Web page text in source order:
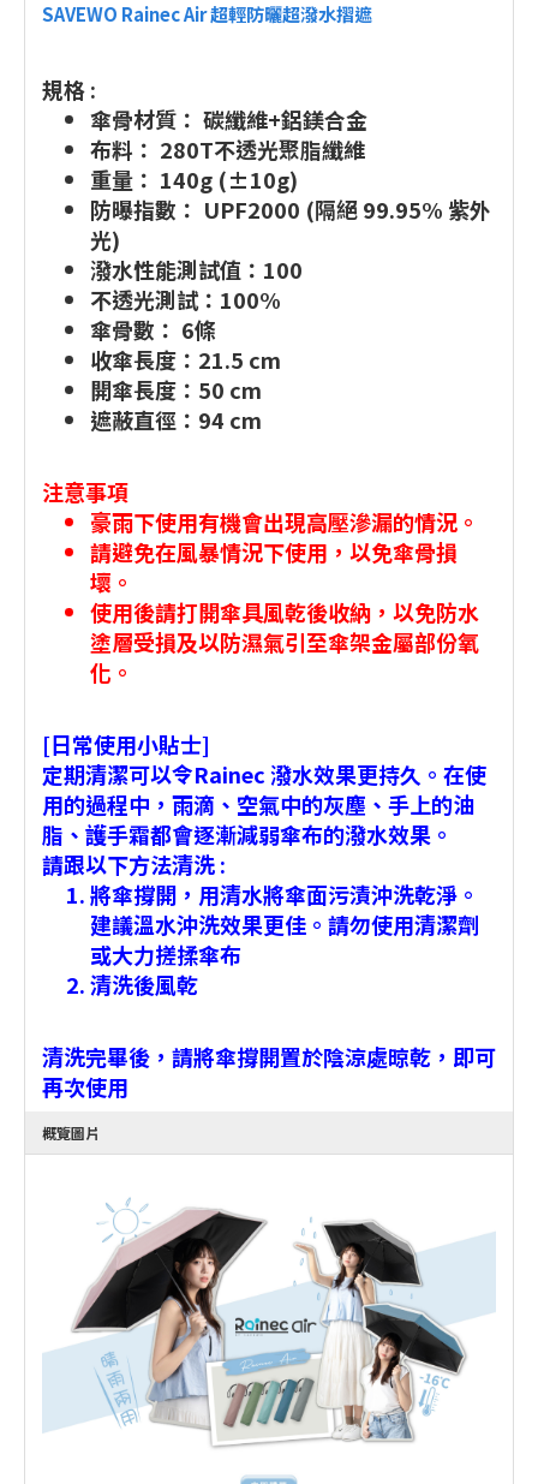
SAVEWO Rainec Air 超輕防曬超潑水摺遮
規格 :
傘骨材質： 碳纖維+鋁鎂合金
布料： 280T不透光聚脂纖維
重量： 140g (±10g)
防曝指數： UPF2000 (隔絕 99.95% 紫外
光)
潑水性能測試值：100
不透光測試：100%
傘骨數： 6條
收傘長度：21.5 cm
開傘長度：50 cm
遮蔽直徑：94 cm
注意事項
豪雨下使用有機會出現高壓滲漏的情況。
請避免在風暴情況下使用，以免傘骨損
壞。
使用後請打開傘具風乾後收納，以免防水
塗層受損及以防濕氣引至傘架金屬部份氧
化。
[日常使用小貼士]
定期清潔可以令Rainec 潑水效果更持久。在使
用的過程中，雨滴、空氣中的灰塵、手上的油
脂、護手霜都會逐漸減弱傘布的潑水效果。
請跟以下方法清洗 :
將傘撐開，用清水將傘面污漬沖洗乾淨。
建議溫水沖洗效果更佳。請勿使用清潔劑
或大力搓揉傘布
清洗後風乾
清洗完畢後，請將傘撐開置於陰涼處晾乾，即可
再次使用
概覽圖片